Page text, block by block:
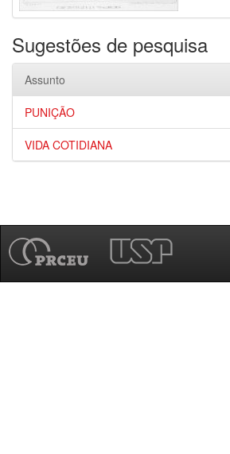
Sugestões de pesquisa
Assunto
PUNIÇÃO
VIDA COTIDIANA